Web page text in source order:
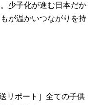
少子化が進む日本だか
が温かいつながりを持
リポート］全ての子供